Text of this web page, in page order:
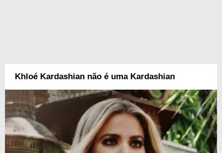
Khloé Kardashian não é uma Kardashian